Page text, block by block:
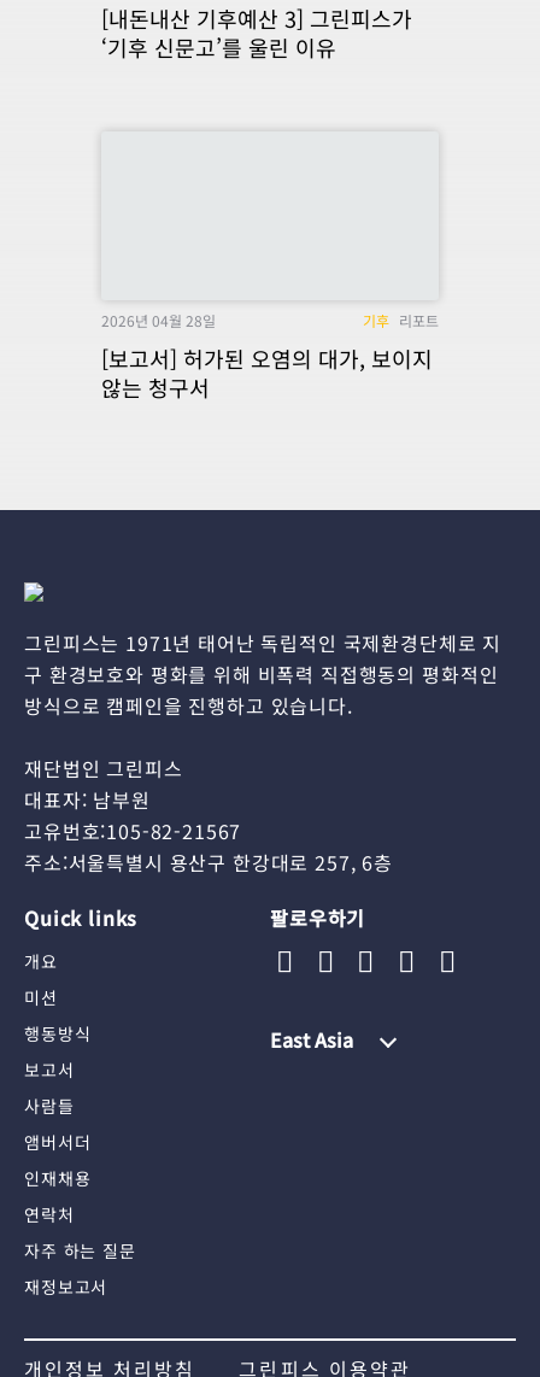
[내돈내산 기후예산 3] 그린피스가
‘기후 신문고’를 울린 이유
2026년 04월 28일 기후 리포트
[보고서] 허가된 오염의 대가, 보이지
않는 청구서
그린피스는 1971년 태어난 독립적인 국제환경단체로 지
구 환경보호와 평화를 위해 비폭력 직접행동의 평화적인
방식으로 캠페인을 진행하고 있습니다.
재단법인 그린피스
대표자: 남부원
고유번호:105-82-21567
주소:서울특별시 용산구 한강대로 257, 6층
Quick links
개요
미션
행동방식
보고서
사람들
앰버서더
인재채용
연락처
자주 하는 질문
재정보고서
팔로우하기
East Asia
개인정보 처리방침 그린피스 이용약관